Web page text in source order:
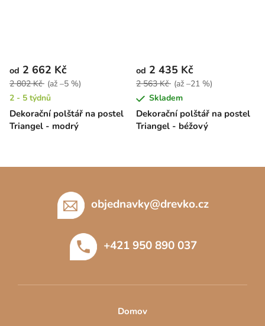
Dekorační polštář na postel
Triangel - modrý
od 2 662 Kč
2 802 Kč (až –5 %)
2 - 5 týdnů
Dekorační polštář na postel
Triangel - béžový
od 2 435 Kč
2 563 Kč (až –21 %)
Skladem
objednavky@drevko.cz
+421 950 890 037
Domov